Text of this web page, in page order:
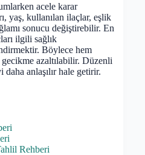
acele karar
yaş, kullanılan ilaçlar, eşlik
sonucu değiştirebilir. En
ilgili sağlık
Böylece hem
azaltılabilir. Düzenli
anlaşılır hale getirir.
Rehberi